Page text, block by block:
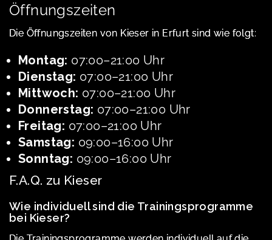
Öffnungszeiten
Die Öffnungszeiten von Kieser in Erfurt sind wie folgt:
Montag: 07:00–21:00 Uhr
Dienstag: 07:00–21:00 Uhr
Mittwoch: 07:00–21:00 Uhr
Donnerstag: 07:00–21:00 Uhr
Freitag: 07:00–21:00 Uhr
Samstag: 09:00–16:00 Uhr
Sonntag: 09:00–16:00 Uhr
F.A.Q. zu Kieser
Wie individuell sind die Trainingsprogramme
bei Kieser?